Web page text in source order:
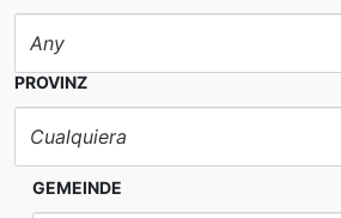
PROVINZ
GEMEINDE